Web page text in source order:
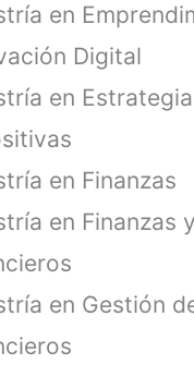
en
Digital
en
en Finanzas
en Finanzas
en Gestión